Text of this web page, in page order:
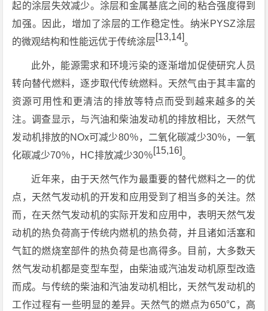
起的涂层失效减少。涂层和金属基底之间的粘合强度得到
加强。因此，增加了涂层的工作稳定性。纳米PYSZ涂层
的微观结构和性能远优于传统涂层[13,14]。
此外，能源需求和环境污染的逐渐增加促使研究人员
转向替代燃料，逐步取代传统燃料。天然气由于其丰富的
资源可用性和更清洁的排放等特点而受到越来越多的关
注。调查显示，与汽油和柴油发动机的排放相比，天然气
发动机排放的NOx可减少80％，二氧化碳减少30％，一氧
化碳减少70％，HC排放减少30％[15,16]。
近年来，由于天然气作为最重要的替代燃料之一的优
点，天然气发动机的开发和应用受到了相当多的关注。然
而，在天然气发动机的实际开发和应用中，表明天然气发
动机的热负荷高于传统内燃机的热负荷，并且诸如活塞和
气缸的燃烧室部件的热负荷是也高得多。目前，大多数天
然气发动机都是变型车型，由柴油或汽油发动机原型改造
而成。与传统的柴油和汽油发动机相比，天然气发动机的
工作过程有一些明显的差异。天然气的燃点为650℃，高